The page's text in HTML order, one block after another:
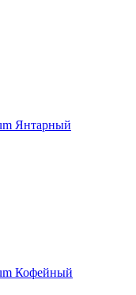
Янтарный
Кофейный